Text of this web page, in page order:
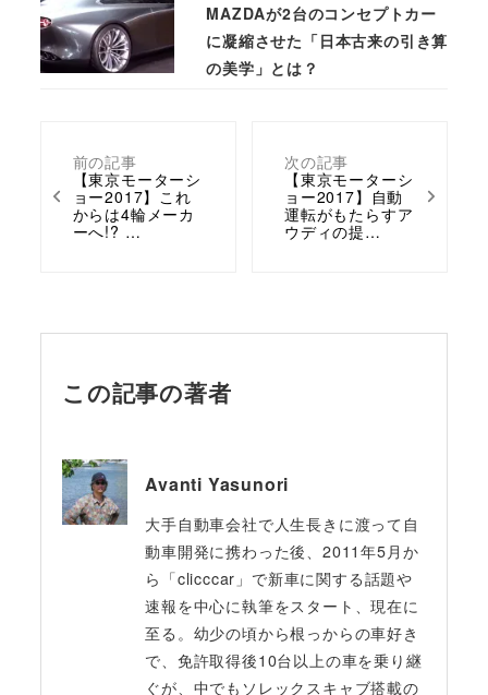
前の記事
【東京モーターシ
ョー2017】これ
からは4輪メーカ
ーへ!? …
次の記事
【東京モーターシ
ョー2017】自動
運転がもたらすア
ウディの提…
MAZDAが2台のコンセプトカー
に凝縮させた「日本古来の引き算
の美学」とは？
この記事の著者
Avanti Yasunori
大手自動車会社で人生長きに渡って自
動車開発に携わった後、2011年5月か
ら「clicccar」で新車に関する話題や
速報を中心に執筆をスタート、現在に
至る。幼少の頃から根っからの車好き
で、免許取得後10台以上の車を乗り継
ぐが、中でもソレックスキャブ搭載の